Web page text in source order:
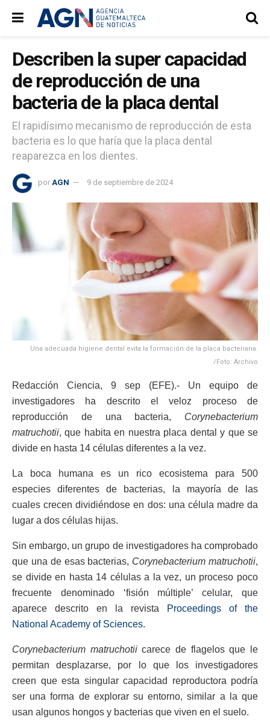
Describen la super capacidad
de reproducción de una
bacteria de la placa dental
El rapidísimo mecanismo de reproducción de esta
bacteria es lo que haría que la placa dental
reaparezca en los dientes.
por AGN 9 de septiembre de 2024
Una adecuada higiene dental evita la formación de la placa bacteriana.
/Foto: Archivo
Redacción Ciencia, 9 sep (EFE).- Un equipo de
investigadores ha descrito el veloz proceso de
reproducción de una bacteria, Corynebacterium
matruchotii, que habita en nuestra placa dental y que se
divide en hasta 14 células diferentes a la vez.
La boca humana es un rico ecosistema para 500
especies diferentes de bacterias, la mayoría de las
cuales crecen dividiéndose en dos: una célula madre da
lugar a dos células hijas.
Sin embargo, un grupo de investigadores ha comprobado
que una de esas bacterias, Corynebacterium matruchotii,
se divide en hasta 14 células a la vez, un proceso poco
frecuente denominado ‘fisión múltiple’ celular, que
aparece descrito en la revista
Proceedings of the
National Academy of Sciences.
Corynebacterium matruchotiicarece de flagelos que le
permitan desplazarse, por lo que los investigadores
creen que esta singular capacidad reproductora podría
ser una forma de explorar su entorno, similar a la que
usan algunos hongos y bacterias que viven en el suelo.